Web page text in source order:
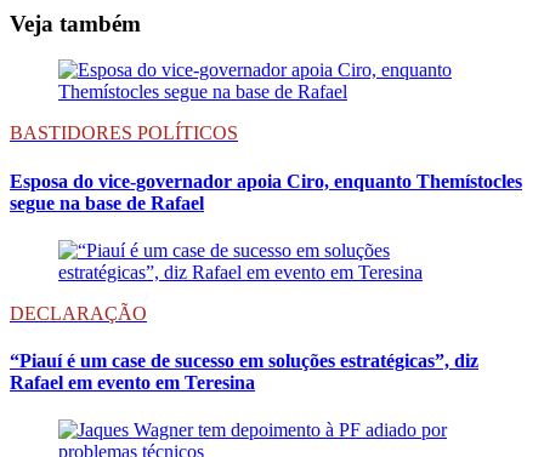
Veja também
BASTIDORES POLÍTICOS
Esposa do vice-governador apoia Ciro, enquanto Themístocles
segue na base de Rafael
DECLARAÇÃO
“Piauí é um case de sucesso em soluções estratégicas”, diz
Rafael em evento em Teresina